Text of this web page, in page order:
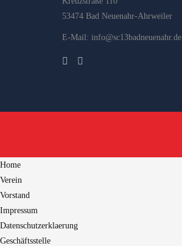
53474 Bad Neuenahr-Ahrweiler
E-Mail: info@sc13badneuenahr.de
Home
Verein
Vorstand
Impressum
Datenschutzerklaerung
Geschäftsstelle